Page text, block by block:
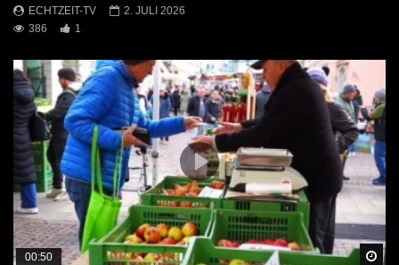
ECHTZEIT-TV
2. JULI 2026
386
1
00:50